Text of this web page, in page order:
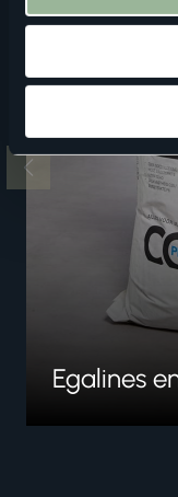
Egalines